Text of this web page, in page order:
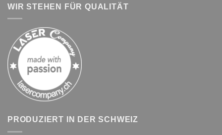
WIR STEHEN FÜR QUALITÄT
PRODUZIERT IN DER SCHWEIZ